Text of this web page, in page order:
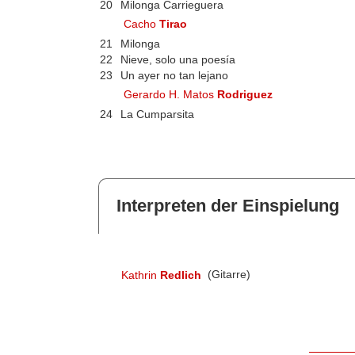
20
Milonga Carrieguera
CachoTirao
21
Milonga
22
Nieve, solo una poesía
23
Un ayer no tan lejano
Gerardo H. Matos Rodriguez
24
La Cumparsita
Interpreten der Einspielung
Kathrin Redlich (Gitarre)